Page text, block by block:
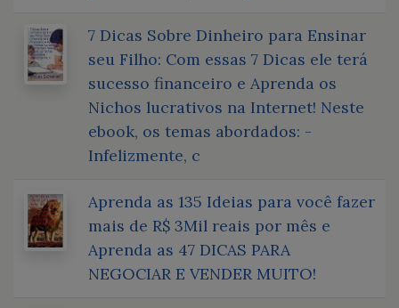
7 Dicas Sobre Dinheiro para Ensinar
seu Filho: Com essas 7 Dicas ele terá
sucesso financeiro e Aprenda os
Nichos lucrativos na Internet! Neste
ebook, os temas abordados: -
Infelizmente, c
Aprenda as 135 Ideias para você fazer
mais de R$ 3Mil reais por mês e
Aprenda as 47 DICAS PARA
NEGOCIAR E VENDER MUITO!